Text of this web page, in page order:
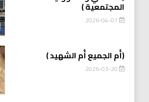
المجتمعية )
2026-04-07
(أُم الجميع أُم الشهيد )
2026-03-20